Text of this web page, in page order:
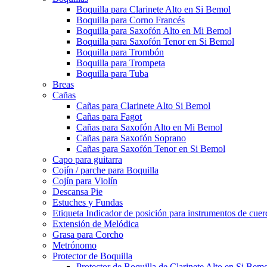
Boquilla para Clarinete Alto en Si Bemol
Boquilla para Corno Francés
Boquilla para Saxofón Alto en Mi Bemol
Boquilla para Saxofón Tenor en Si Bemol
Boquilla para Trombón
Boquilla para Trompeta
Boquilla para Tuba
Breas
Cañas
Cañas para Clarinete Alto Si Bemol
Cañas para Fagot
Cañas para Saxofón Alto en Mi Bemol
Cañas para Saxofón Soprano
Cañas para Saxofón Tenor en Si Bemol
Capo para guitarra
Cojín / parche para Boquilla
Cojín para Violín
Descansa Pie
Estuches y Fundas
Etiqueta Indicador de posición para instrumentos de
Extensión de Melódica
Grasa para Corcho
Metrónomo
Protector de Boquilla